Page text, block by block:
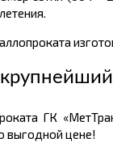
ГК
выгодной цене!